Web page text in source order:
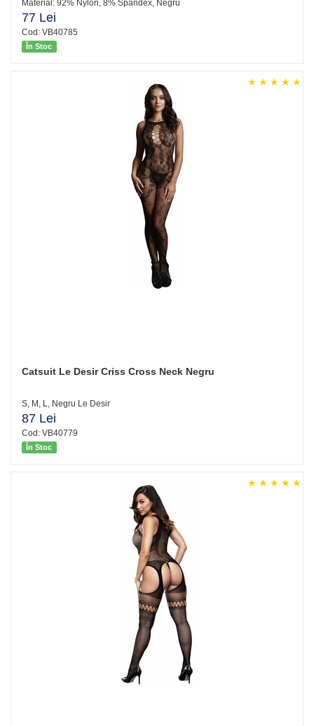
Material: 92% Nylon, 8% Spandex, Negru
77 Lei
Cod: VB40785
În Stoc
Catsuit Le Desir Criss Cross Neck Negru
S, M, L, Negru Le Desir
87 Lei
Cod: VB40779
În Stoc